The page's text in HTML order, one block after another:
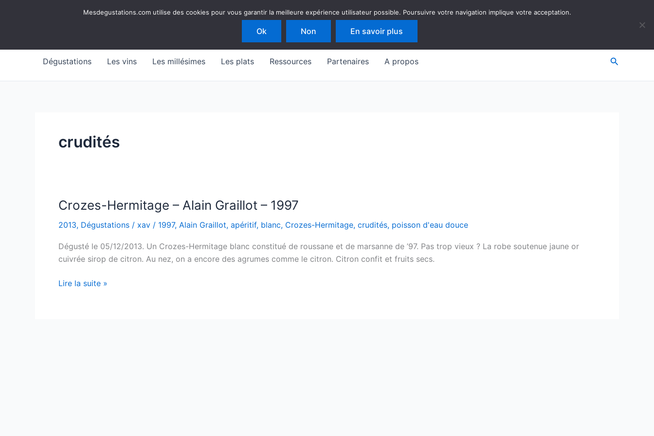
Mesdegustations
Dégustations Les vins Les millésimes Les plats Ressources Partenaires A propos
crudités
Crozes-Hermitage – Alain Graillot – 1997
2013, Dégustations / xav / 1997, Alain Graillot, apéritif, blanc, Crozes-Hermitage, crudités, poisson d'eau douce
Dégusté le 05/12/2013. Un Crozes-Hermitage blanc constitué de roussane et de marsanne de ’97. Pas trop vieux ? La robe soutenue jaune or
cuivrée sirop de citron. Au nez, on a encore des agrumes comme le citron. Citron confit et fruits secs.
Crozes-
Lire la suite »
Mesdegustations.com utilise des cookies pour vous garantir la meilleure expérience utilisateur possible. Poursuivre votre navigation implique votre acceptation.
Ok Non En savoir plus